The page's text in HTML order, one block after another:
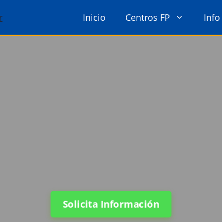
Inicio Centros FP Info
Solicita Información